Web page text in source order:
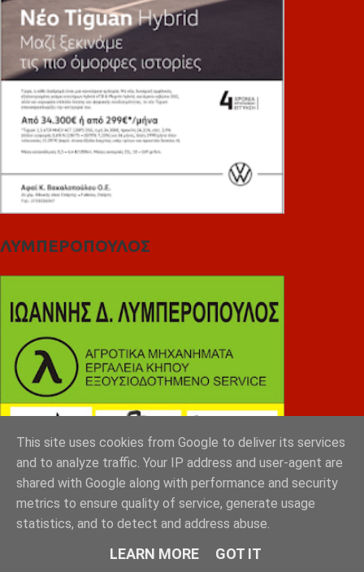
ΛΥΜΠΕΡΟΠΟΥΛΟΣ
This site uses cookies from Google to deliver its services
and to analyze traffic. Your IP address and user-agent are
shared with Google along with performance and security
metrics to ensure quality of service, generate usage
statistics, and to detect and address abuse.
LEARN MORE GOT IT